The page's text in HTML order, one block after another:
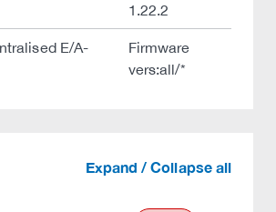
1.22.2
E/A-
Firmware
vers:all/*
Expand / Collapse all